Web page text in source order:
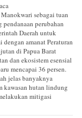
sebagai tuan
perubahan
Daerah untuk
amanat Peraturan
di Papua Barat
dan ekosistem esensial
mencapai 36 persen.
jelas banyaknya
kawasan hutan lindung
mitigasi